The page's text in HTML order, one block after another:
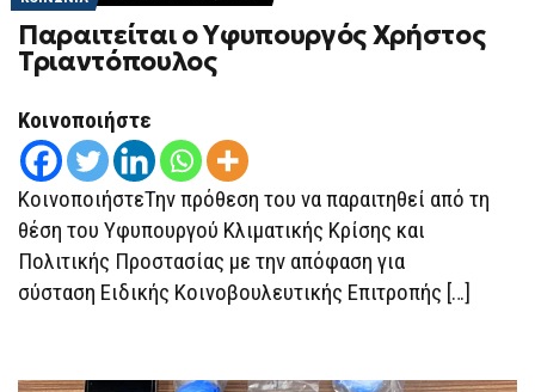
Παραιτείται ο Yφυπουργός Χρήστος
Τριαντόπουλος
Κοινοποιήστε
ΚοινοποιήστεΤην πρόθεση του να παραιτηθεί από τη
θέση του Υφυπουργού Κλιματικής Κρίσης και
Πολιτικής Προστασίας με την απόφαση για
σύσταση Ειδικής Κοινοβουλευτικής Επιτροπής […]